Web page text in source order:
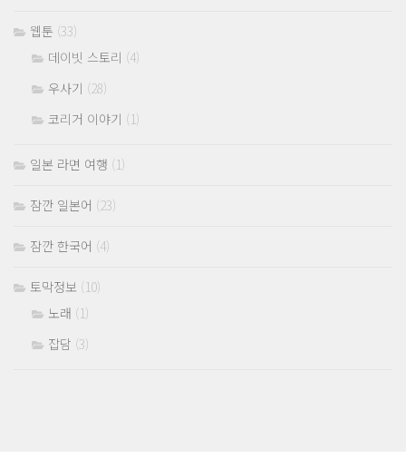
웹툰 (33)
데이빗 스토리 (4)
우사기 (28)
코리거 이야기 (1)
일본 라면 여행 (1)
잠깐 일본어 (23)
잠깐 한국어 (4)
토막정보 (10)
노래 (1)
잡담 (3)